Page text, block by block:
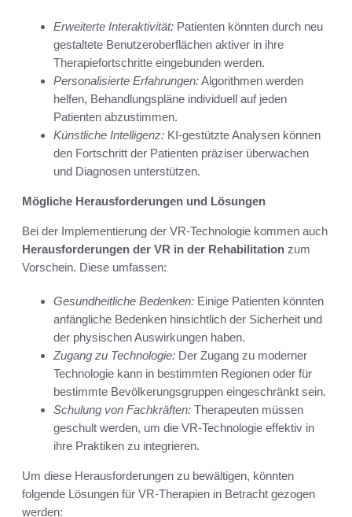
Erweiterte Interaktivität: Patienten könnten durch neu
gestaltete Benutzeroberflächen aktiver in ihre
Therapiefortschritte eingebunden werden.
Personalisierte Erfahrungen:Algorithmen werden
helfen, Behandlungspläne individuell auf jeden
Patienten abzustimmen.
Künstliche Intelligenz: KI-gestützte Analysen können
den Fortschritt der Patienten präziser überwachen
und Diagnosen unterstützen.
Mögliche Herausforderungen und Lösungen
Bei der Implementierung der VR-Technologie kommen auch
Herausforderungen der VR in der Rehabilitation zum
Vorschein. Diese umfassen:
Gesundheitliche Bedenken: Einige Patienten könnten
anfängliche Bedenken hinsichtlich der Sicherheit und
der physischen Auswirkungen haben.
Zugang zu Technologie: Der Zugang zu moderner
Technologie kann in bestimmten Regionen oder für
bestimmte Bevölkerungsgruppen eingeschränkt sein.
Schulung von Fachkräften: Therapeuten müssen
geschult werden, um die VR-Technologie effektiv in
ihre Praktiken zu integrieren.
Um diese Herausforderungen zu bewältigen, könnten
folgende Lösungen für VR-Therapien in Betracht gezogen
werden: